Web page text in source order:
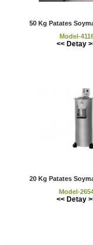
50 Kg Patates
Model-
<< Detay
20 Kg Patates
Model-
<< Detay